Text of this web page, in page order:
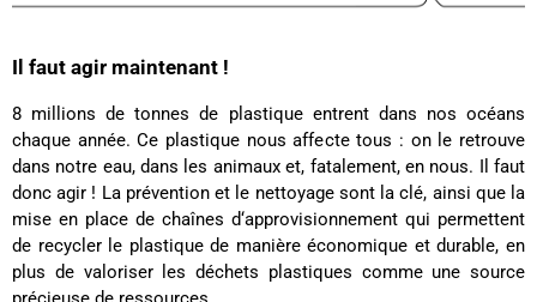
pas de défaut
Marie-Michèle Charre-Brug****
Bonjour, vous allez adorer les produits F et H
peuvent être commandés le 10/05/2024 et
conveyor grey Certificats vegan (dimension
33*24*15) en promotion ! et maintenant c'est de
retour le 12/10/2024 et en grand grey vegan
(43cm de peau). La couleur est très belle, la
couleur est conforme, l'ensemble est solide, mais
Il faut agir maintenant !
8 millions de tonnes de plastique entrent dans nos océans
chaque année. Ce plastique nous affecte tous : on le retrouve
dans notre eau, dans les animaux et, fatalement, en nous. Il faut
donc agir ! La prévention et le nettoyage sont la clé, ainsi que la
mise en place de chaînes d‘approvisionnement qui permettent
de recycler le plastique de manière économique et durable, en
plus de valoriser les déchets plastiques comme une source